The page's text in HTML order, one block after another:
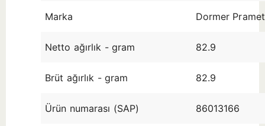
Marka Dormer Pramet
Netto ağırlık - gram 82.9
Brüt ağırlık - gram 82.9
Ürün numarası (SAP) 86013166